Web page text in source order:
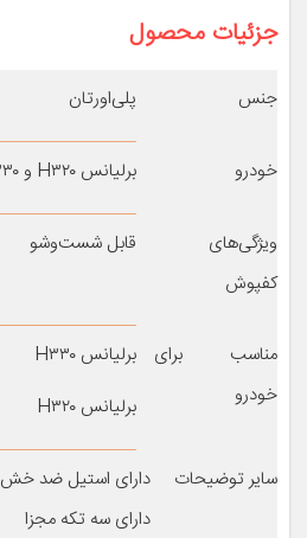
جزئیات محصول
جنس پلی‌اورتان
خودرو برلیانس H۳۲۰ و H۳۳۰
ویژگی‌های
کفپوش
قابل شست‌وشو
مناسب برای
خودرو
برلیانس H۳۳۰
برلیانس H۳۲۰
سایر توضیحات
دارای استیل ضد خش
دارای سه تکه مجزا